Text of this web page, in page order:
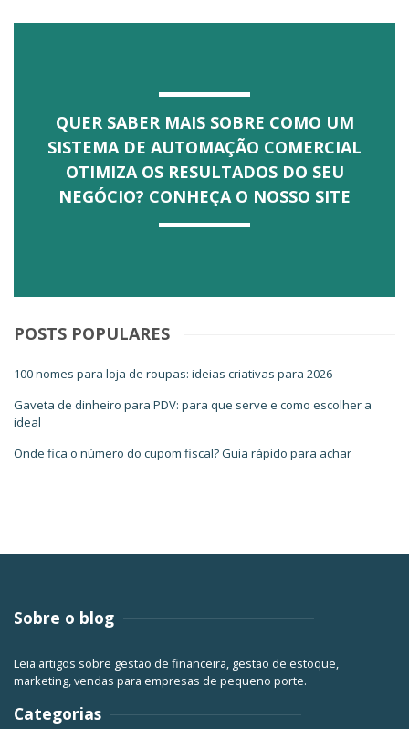
QUER SABER MAIS SOBRE COMO UM
SISTEMA DE AUTOMAÇÃO COMERCIAL
OTIMIZA OS RESULTADOS DO SEU
NEGÓCIO? CONHEÇA O NOSSO SITE
POSTS POPULARES
100 nomes para loja de roupas: ideias criativas para 2026
Gaveta de dinheiro para PDV: para que serve e como escolher a
ideal
Onde fica o número do cupom fiscal? Guia rápido para achar
Sobre o blog
Leia artigos sobre gestão de financeira, gestão de estoque,
marketing, vendas para empresas de pequeno porte.
Categorias